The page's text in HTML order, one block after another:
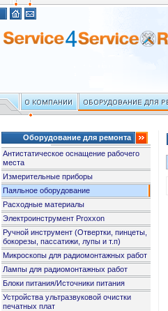
Оборудование для ремонта
Антистатическое оснащение рабочего
места
Измерительные приборы
Паяльное оборудование
Расходные материалы
Электроинструмент Proxxon
Ручной инструмент (Отвертки, пинцеты,
бокорезы, пассатижи, лупы и т.п)
Микроскопы для радиомонтажных работ
Лампы для радиомонтажных работ
Блоки питания/Источники питания
Устройства ультразвуковой очистки
печатных плат